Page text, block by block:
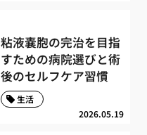
粘液嚢胞の完治を目指
すための病院選びと術
後のセルフケア習慣
2026.05.19
生活